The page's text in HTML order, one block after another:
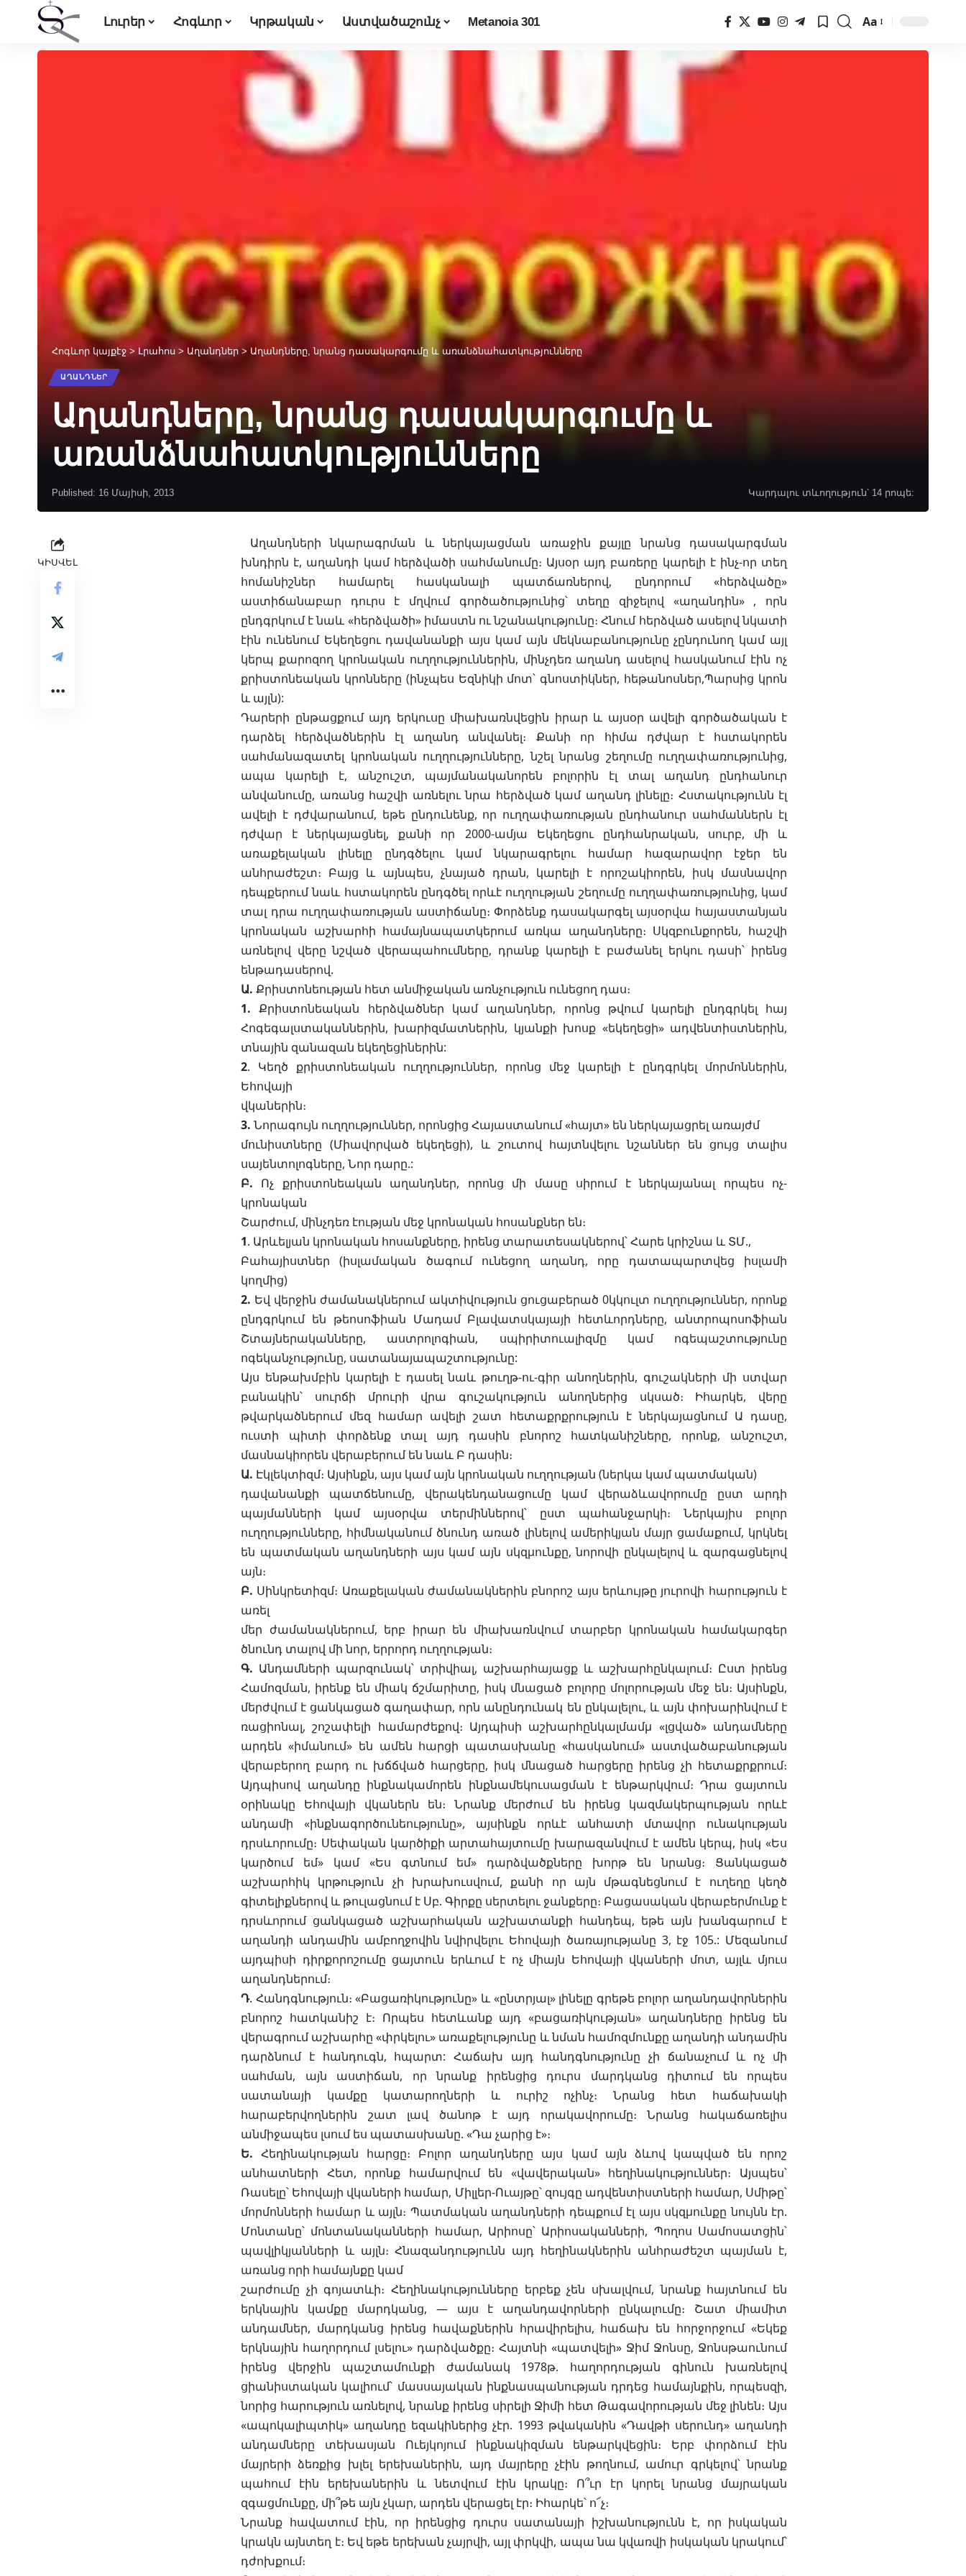
Լուրեր Հոգևոր Կրթական Աստվածաշունչ Metanoia 301
Font
Resizer
Aa
Հոգևոր կայքէջ>Լրահոս > Աղանդներ> Աղանդները, նրանց դասակարգումը և առանձնահատկությունները
ԱՂԱՆԴՆԵՐ
Աղանդները, նրանց դասակարգումը և
առանձնահատկությունները
Published: 16 Մայիսի, 2013 Կարդալու տևողություն՝ 14 րոպե:
ԿԻՍՎԵԼ
Աղանդների նկարագրման և ներկայացման առաջին քայլը նրանց դասակարգման
խնդիրն է, աղանդի կամ հերձվածի սահմանումը։ Այսօր այդ բառերը կարելի է ինչ-որ տեղ
հոմանիշներ համարել հասկանալի պատճառներով, ընդորում «հերձվածը»
աստիճանաբար դուրս է մղվում գործածությունից՝ տեղը զիջելով «աղանդին» , որն
ընդգրկում է նաև «հերձվածի» իմաստն ու նշանակությունը։ Հնում հերձված ասելով նկատի
էին ունենում Եկեղեցու դավանանքի այս կամ այն մեկնաբանությունը չընդունող կամ այլ
կերպ քարոզող կրոնական ուղղություններին, մինչդեռ աղանդ ասելով հասկանում էին ոչ
քրիստոնեական կրոնները (ինչպես Եզնիկի մոտ՝ գնոստիկներ, հեթանոսներ,Պարսից կրոն
և այլն):
Դարերի ընթացքում այդ երկուսը միախառնվեցին իրար և այսօր ավելի գործածական է
դարձել հերձվածներին էլ աղանդ անվանել։ Քանի որ հիմա դժվար է հստակորեն
սահմանազատել կրոնական ուղղությունները, նշել նրանց շեղումը ուղղափառությունից,
ապա կարելի է, անշուշտ, պայմանականորեն բոլորին էլ տալ աղանդ ընդհանուր
անվանումը, առանց հաշվի առնելու նրա հերձված կամ աղանդ լինելը։ Հստակությունն էլ
ավելի է դժվարանում, եթե ընդունենք, որ ուղղափառության ընդհանուր սահմաններն էլ
դժվար է ներկայացնել, քանի որ 2000-ամյա Եկեղեցու ընդհանրական, սուրբ, մի և
առաքելական լինելը ընդգծելու կամ նկարագրելու համար հազարավոր էջեր են
անհրաժեշտ։ Բայց և այնպես, չնայած դրան, կարելի է որոշակիորեն, իսկ մասնավոր
դեպքերում նաև հստակորեն ընդգծել որևէ ուղղության շեղումը ուղղափառությունից, կամ
տալ դրա ուղղափառության աստիճանը։ Փորձենք դասակարգել այսօրվա հայաստանյան
կրոնական աշխարհի համայնապատկերում առկա աղանդները։ Սկզբունքորեն, հաշվի
առնելով վերը նշված վերապահումները, դրանք կարելի է բաժանել երկու դասի՝ իրենց
ենթադասերով.
Ա. Քրիստոնեության հետ անմիջական առնչություն ունեցող դաս։
1. Քրիստոնեական հերձվածներ կամ աղանդներ, որոնց թվում կարելի ընդգրկել հայ
Հոգեգալստականներին, խարիզմատներին, կյանքի խոսք «եկեղեցի» ադվենտիստներին,
տնային զանազան եկեղեցիներին:
2. Կեղծ քրիստոնեական ուղղություններ, որոնց մեջ կարելի է ընդգրկել մորմոններին,
Եհովայի
վկաներին։
3. Նորագույն ուղղություններ, որոնցից Հայաստանում «հայտ» են ներկայացրել առայժմ
մունիստները (Միավորված եկեղեցի), և շուտով հայտնվելու նշաններ են ցույց տալիս
սայենտոլոգները, Նոր դարը.:
Բ. Ոչ քրիստոնեական աղանդներ, որոնց մի մասը սիրում է ներկայանալ որպես ոչ-
կրոնական
Շարժում, մինչդեռ էության մեջ կրոնական հոսանքներ են։
1. Արևելյան կրոնական հոսանքները, իրենց տարատեսակներով՝ Հարե կրիշնա և ՏՄ.,
Բահայիստներ (իսլամական ծագում ունեցող աղանդ, որը դատապարտվեց իսլամի
կողմից)
2. Եվ վերջին ժամանակներում ակտիվություն ցուցաբերած 0կկուլտ ուղղություններ, որոնք
ընդգրկում են թեոսոֆիան Մադամ Բլավատսկայայի հետևորդները, անտրոպոսոֆիան
Շտայներականները, աստրոլոգիան, սպիրիտուալիզմը կամ ոգեպաշտությունը
ոգեկանչությունը, սատանայապաշտությունը:
Այս ենթախմբին կարելի է դասել նաև թուղթ-ու-գիր անողներին, գուշակների մի ստվար
բանակին՝ սուրճի մրուրի վրա գուշակություն անողներից սկսած։ Իհարկե, վերը
թվարկածներում մեզ համար ավելի շատ հետաքրքրություն է ներկայացնում Ա դասը,
ուստի պիտի փորձենք տալ այդ դասին բնորոշ հատկանիշները, որոնք, անշուշտ,
մասնակիորեն վերաբերում են նաև Բ դասին։
Ա. Էկլեկտիզմ։ Այսինքն, այս կամ այն կրոնական ուղղության (ներկա կամ պատմական)
դավանանքի պատճենումը, վերակենդանացումը կամ վերաձևավորումը ըստ արդի
պայմանների կամ այսօրվա տերմիններով՝ ըստ պահանջարկի։ Ներկայիս բոլոր
ուղղությունները, հիմնականում ծնունդ առած լինելով ամերիկյան մայր ցամաքում, կրկնել
են պատմական աղանդների այս կամ այն սկզμունքը, նորովի ընկալելով և զարգացնելով
այն։
Բ. Սինկրետիզմ։ Առաքելական ժամանակներին բնորոշ այս երևույթը յուրովի հարություն է
առել
մեր ժամանակներում, երբ իրար են միախառնվում տարբեր կրոնական համակարգեր
ծնունդ տալով մի նոր, երրորդ ուղղության։
Գ. Անդամների պարզունակ՝ տրիվիալ, աշխարհայացք և աշխարհընկալում։ Ըստ իրենց
Համոզման, իրենք են միակ ճշմարիտը, իսկ մնացած բոլորը մոլորության մեջ են։ Այսինքն,
մերժվում է ցանկացած գաղափար, որն անընդունակ են ընկալելու, և այն փոխարինվում է
ռացիոնալ, շոշափելի համարժեքով։ Այդպիսի աշխարհընկալմամμ «լցված» անդամները
արդեն «իմանում» են ամեն հարցի պատասխանը «հասկանում» աստվածաբանության
վերաբերող բարդ ու խճճված հարցերը, իսկ մնացած հարցերը իրենց չի հետաքրքրում։
Այդպիսով աղանդը ինքնակամորեն ինքնամեկուսացման է ենթարկվում։ Դրա ցայտուն
օրինակը Եհովայի վկաներն են։ Նրանք մերժում են իրենց կազմակերպության որևէ
անդամի «ինքնագործունեությունը», այսինքն որևէ անհատի մտավոր ունակության
դրսևորումը։ Սեփական կարծիքի արտահայտումը խարազանվում է ամեն կերպ, իսկ «Ես
կարծում եմ» կամ «Ես գտնում եմ» դարձվածքները խորթ են նրանց։ Ցանկացած
աշխարհիկ կրթություն չի խրախուսվում, քանի որ այն մթագնեցնում է ուղեղը կեղծ
գիտելիքներով և թուլացնում է Սբ. Գիրքը սերտելու ջանքերը։ Բացասական վերաբերմունք է
դրսևորում ցանկացած աշխարհական աշխատանքի հանդեպ, եթե այն խանգարում է
աղանդի անդամին ամբողջովին նվիրվելու Եհովայի ծառայությանը 3, էջ 105.: Մեզանում
այդպիսի դիրքորոշումը ցայտուն երևում է ոչ միայն Եհովայի վկաների մոտ, այլև մյուս
աղանդներում։
Դ. Հանդգնություն։ «Բացառիկությունը» և «ընտրյալ» լինելը գրեթե բոլոր աղանդավորներին
բնորոշ հատկանիշ է։ Որպես հետևանք այդ «բացառիկության» աղանդները իրենց են
վերագրում աշխարհը «փրկելու» առաքելությունը և նման համոզմունքը աղանդի անդամին
դարձնում է հանդուգն, հպարտ: Հաճախ այդ հանդգնությունը չի ճանաչում և ոչ մի
սահման, այն աստիճան, որ նրանք իրենցից դուրս մարդկանց դիտում են որպես
սատանայի կամքը կատարողների և ուրիշ ոչինչ։ Նրանց հետ հաճախակի
հարաբերվողներին շատ լավ ծանոթ է այդ որակավորումը։ Նրանց հակաճառելիս
անմիջապես լսում ես պատասխանը. «Դա չարից է»։
Ե. Հեղինակության հարցը։ Բոլոր աղանդները այս կամ այն ձևով կապված են որոշ
անհատների Հետ, որոնք համարվում են «վավերական» հեղինակություններ։ Այսպես՝
Ռասելը՝ Եհովայի վկաների համար, Միլլեր-Ուայթը՝ զույգը ադվենտիստների համար, Սմիթը՝
մորմոնների համար և այլն։ Պատմական աղանդների դեպքում էլ այս սկզμունքը նույնն էր.
Մոնտանը՝ մոնտանականների համար, Արիոսը՝ Արիոսականների, Պողոս Սամոսատցին՝
պավլիկյանների և այլն։ Հնազանդությունն այդ հեղինակներին անհրաժեշտ պայման է,
առանց որի համայնքը կամ
շարժումը չի գոյատևի։ Հեղինակությունները երբեք չեն սխալվում, նրանք հայտնում են
երկնային կամքը մարդկանց, — այս է աղանդավորների ընկալումը։ Շատ միամիտ
անդամներ, մարդկանց իրենց հավաքներին հրավիրելիս, հաճախ են հորջորջում «Եկեք
երկնային հաղորդում լսելու» դարձվածքը։ Հայտնի «պատվելի» Ջիմ Ջոնսը, Ջոնսթաունում
իրենց վերջին պաշտամունքի ժամանակ 1978թ. հաղորդության գինուն խառնելով
ցիանիստական կալիում՝ մասսայական ինքնասպանության դրդեց համայնքին, որպեսզի,
նորից հարություն առնելով, նրանք իրենց սիրելի Ջիմի հետ Թագավորության մեջ լինեն։ Այս
«ապոկալիպտիկ» աղանդը եզակիներից չէր. 1993 թվականին «Դավթի սերունդ» աղանդի
անդամները տեխասյան Ուեյկոյում ինքնակիզման ենթարկվեցին։ Երբ փորձում էին
մայրերի ձեռքից խլել երեխաներին, այդ մայրերը չէին թողնում, ամուր գրկելով՝ նրանք
պահում էին երեխաներին և նետվում էին կրակը։ Ո՞ւր էր կորել նրանց մայրական
զգացմունքը, մի՞թե այն չկար, արդեն վերացել էր։ Իհարկե՝ ո՜չ։
Նրանք հավատում էին, որ իրենցից դուրս սատանայի իշխանությունն է, որ իսկական
կրակն այնտեղ է։ Եվ եթե երեխան չայրվի, այլ փրկվի, ապա նա կվառվի իսկական կրակում՝
դժոխքում։